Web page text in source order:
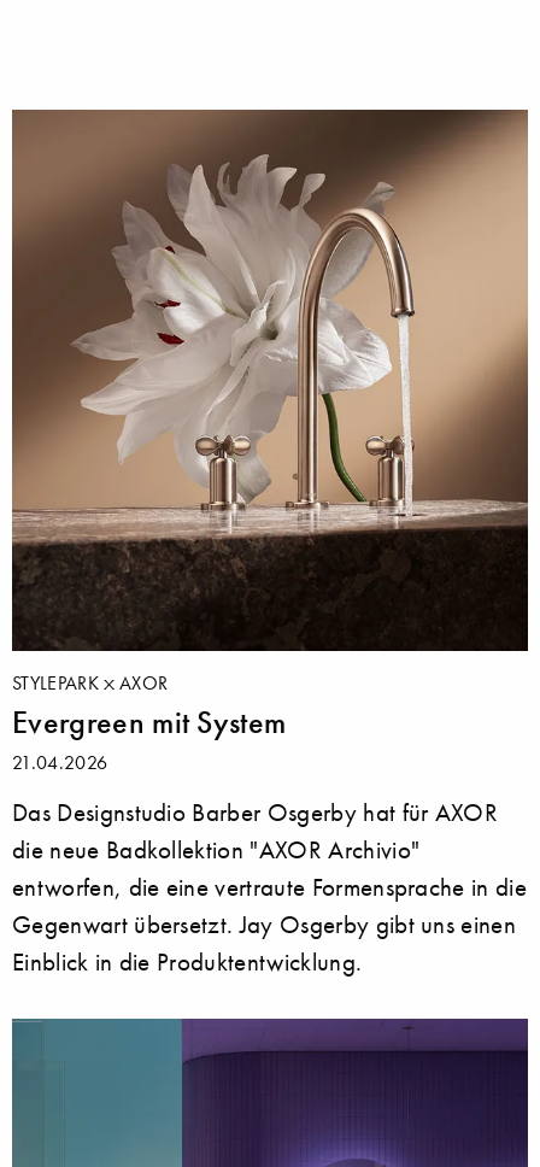
STYLEPARK AXOR
Evergreen mit System
21.04.2026
Das Designstudio Barber Osgerby hat für AXOR
die neue Badkollektion "AXOR Archivio"
entworfen, die eine vertraute Formensprache in die
Gegenwart übersetzt. Jay Osgerby gibt uns einen
Einblick in die Produktentwicklung.